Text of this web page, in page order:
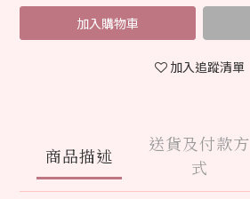
加入購物車
加入追蹤清單
商品描述
送貨及付款方
式